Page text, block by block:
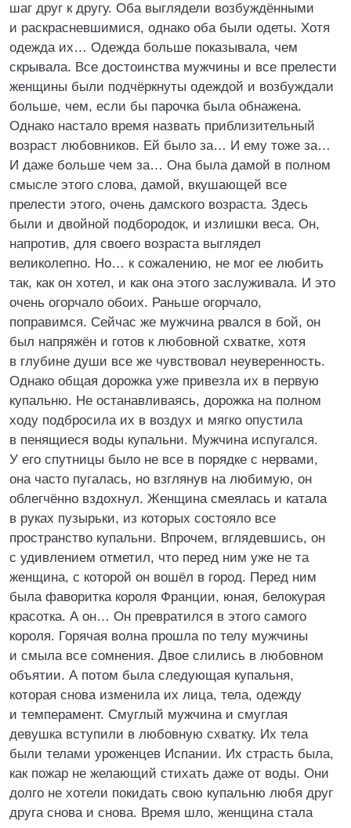
шаг друг к другу. Оба выглядели возбуждёнными
и раскрасневшимися, однако оба были одеты. Хотя
одежда их… Одежда больше показывала, чем
скрывала. Все достоинства мужчины и все прелести
женщины были подчёркнуты одеждой и возбуждали
больше, чем, если бы парочка была обнажена.
Однако настало время назвать приблизительный
возраст любовников. Ей было за… И ему тоже за…
И даже больше чем за… Она была дамой в полном
смысле этого слова, дамой, вкушающей все
прелести этого, очень дамского возраста. Здесь
были и двойной подбородок, и излишки веса. Он,
напротив, для своего возраста выглядел
великолепно. Но… к сожалению, не мог ее любить
так, как он хотел, и как она этого заслуживала. И это
очень огорчало обоих. Раньше огорчало,
поправимся. Сейчас же мужчина рвался в бой, он
был напряжён и готов к любовной схватке, хотя
в глубине души все же чувствовал неуверенность.
Однако общая дорожка уже привезла их в первую
купальню. Не останавливаясь, дорожка на полном
ходу подбросила их в воздух и мягко опустила
в пенящиеся воды купальни. Мужчина испугался.
У его спутницы было не все в порядке с нервами,
она часто пугалась, но взглянув на любимую, он
облегчённо вздохнул. Женщина смеялась и катала
в руках пузырьки, из которых состояло все
пространство купальни. Впрочем, вглядевшись, он
с удивлением отметил, что перед ним уже не та
женщина, с которой он вошёл в город. Перед ним
была фаворитка короля Франции, юная, белокурая
красотка. А он… Он превратился в этого самого
короля. Горячая волна прошла по телу мужчины
и смыла все сомнения. Двое слились в любовном
объятии. А потом была следующая купальня,
которая снова изменила их лица, тела, одежду
и темперамент. Смуглый мужчина и смуглая
девушка вступили в любовную схватку. Их тела
были телами уроженцев Испании. Их страсть была,
как пожар не желающий стихать даже от воды. Они
долго не хотели покидать свою купальню любя друг
друга снова и снова. Время шло, женщина стала